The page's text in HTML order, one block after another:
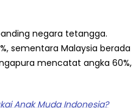
negara tetangga.
sementara Malaysia berada
mencatat angka 60%,
Anak Muda Indonesia?